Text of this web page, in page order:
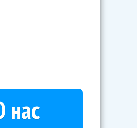
нас